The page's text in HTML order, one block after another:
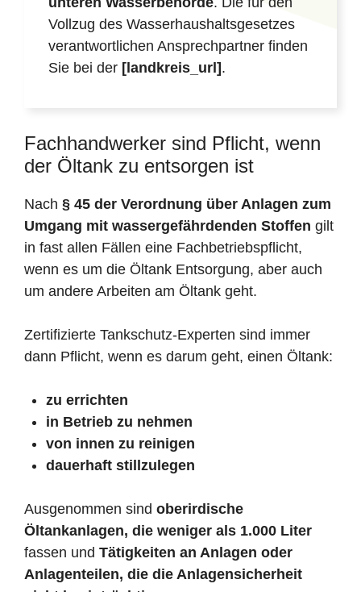
Vollzug des Wasserhaushaltsgesetzes
verantwortlichen Ansprechpartner finden
Sie bei der [landkreis_url] .
Fachhandwerker sind Pflicht, wenn
der Öltank zu entsorgen ist
Nach § 45 der Verordnung über Anlagen zum
Umgang mit wassergefährdenden Stoffen gilt
in fast allen Fällen eine Fachbetriebspflicht,
wenn es um die Öltank Entsorgung, aber auch
um andere Arbeiten am Öltank geht.
Zertifizierte Tankschutz-Experten sind immer
dann Pflicht, wenn es darum geht, einen Öltank:
zu errichten
in Betrieb zu nehmen
von innen zu reinigen
dauerhaft stillzulegen
Ausgenommen sind oberirdische
Öltankanlagen, die weniger als 1.000 Liter
fassen und Tätigkeiten an Anlagen oder
Anlagenteilen, die die Anlagensicherheit